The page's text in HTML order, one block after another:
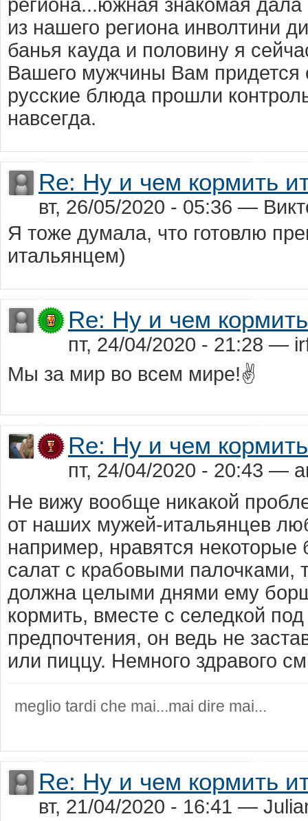
региона...южная знакомая
из нашего региона инволтини
банья кауда и половину я
Вашего мужчины Вам придется
русские блюда прошли
навсегда.
Re: Ну и чем кормить
вт, 26/05/2020 - 05:36 —
Я тоже думала, что готовлю
итальянцем)
Re: Ну и чем
пт, 24/04/2020 - 21:28 —
Мы за мир во всем мире!✌
Re: Ну и чем
пт, 24/04/2020 - 20:43 —
Не вижу вообще никакой
от наших мужей-итальянцев
например, нравятся
салат с крабовыми палочками,
должна целыми днями ему
кормить, вместе с селедкой
предпочтения, он ведь не
или пиццу. Немного здравого
meglio tardi che mai...mai dire mai...
Re: Ну и чем кормить
вт, 21/04/2020 - 16:41 —